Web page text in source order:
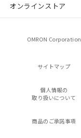
オンラインストア
OMRON Corporation
サイトマップ
個人情報の
取り扱いについて
商品のご承諾事項